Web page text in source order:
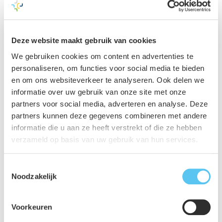
Deze website maakt gebruik van cookies
We gebruiken cookies om content en advertenties te
personaliseren, om functies voor social media te bieden
en om ons websiteverkeer te analyseren. Ook delen we
informatie over uw gebruik van onze site met onze
partners voor social media, adverteren en analyse. Deze
partners kunnen deze gegevens combineren met andere
informatie die u aan ze heeft verstrekt of die ze hebben
verzameld op basis van uw gebruik van hun services.
Noodzakelijk
Voorkeuren
maatregelen om de risico’s voor de omgeving te
Tijdens de uitvoering bewaken we risico’s actief
door monitoring en onderhouden korte lijnen met
Site Engineering en de Uitvoering.Hiervoor zetten
we een geavanceerd online platform in dat
meetresultaten op een eenvoudige en duidelijke
wijze presenteert, metingen toetst aan
grenswaarden, alarmmeldingen verstuurt bij
overschrijdingen en rapportages maakt voor het
Monitoring op locatie
grenswaarden worden overschreden, zorgen wij